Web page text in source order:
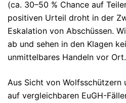
(ca. 30–50 % Chance auf
positiven Urteil droht in der
Eskalation von Abschüssen.
ab und sehen in den Klagen
unmittelbares Handeln vor Ort.
Aus Sicht von Wolfsschützern
auf vergleichbaren EuGH-